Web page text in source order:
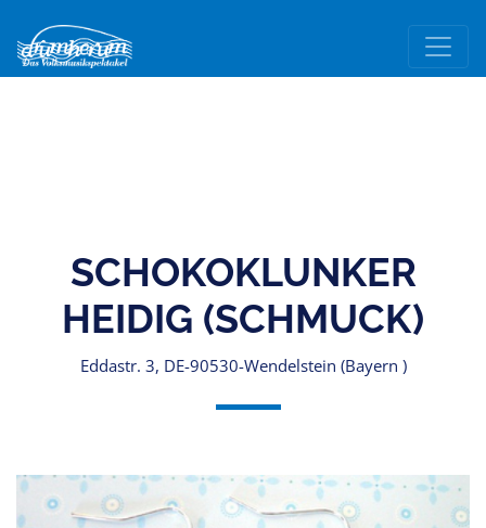
SCHOKOKLUNKER
HEIDIG (SCHMUCK)
Eddastr. 3, DE-90530-Wendelstein (Bayern )